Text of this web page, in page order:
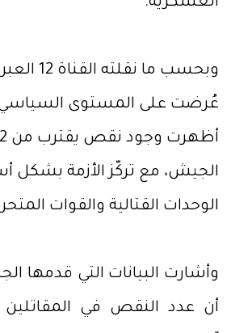
العسكرية.
وبحسب ما
عُرضت على المستوى السياسي
الجيش، مع تركّز الأزمة بشكل
الوحدات القتالية والقوات
وأشارت البيانات التي قدمها
أن عدد النقص في